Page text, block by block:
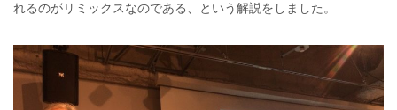
れるのがリミックスなのである、という解説をしました。